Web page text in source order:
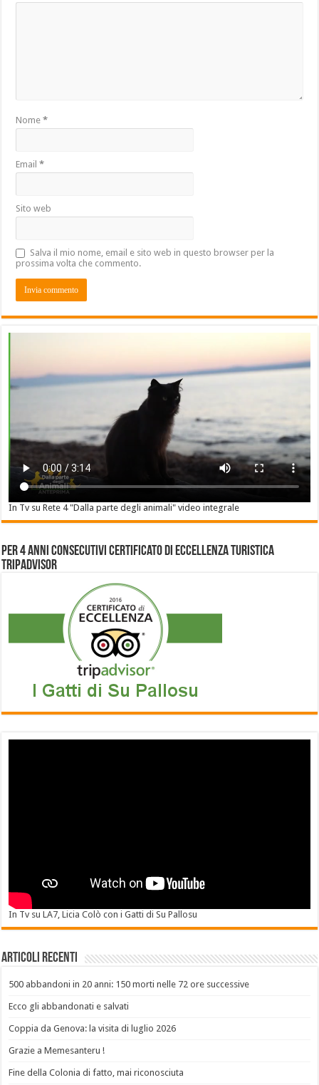
Nome*
Email*
Sito web
Salva il mio nome, email e sito web in questo browser per la
prossima volta che commento.
In Tv su Rete 4 "Dalla parte degli animali" video integrale
Per 4 anni consecutivi Certificato di Eccellenza Turistica
Tripadvisor
In Tv su LA7, Licia Colò con i Gatti di Su Pallosu
Articoli recenti
500 abbandoni in 20 anni: 150 morti nelle 72 ore successive
Ecco gli abbandonati e salvati
Coppia da Genova: la visita di luglio 2026
Grazie a Memesanteru !
Fine della Colonia di fatto, mai riconosciuta